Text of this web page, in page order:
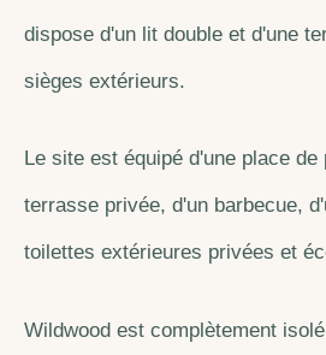
dispose d'un lit double et d'une
sièges extérieurs.
Le site est équipé d'une place de
terrasse privée, d'un barbecue,
toilettes extérieures privées et
Wildwood est complètement